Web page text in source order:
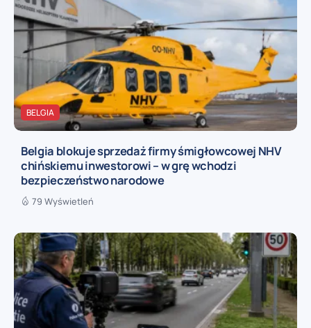
BELGIA
Belgia blokuje sprzedaż firmy śmigłowcowej NHV
chińskiemu inwestorowi – w grę wchodzi
bezpieczeństwo narodowe
79 Wyświetleń